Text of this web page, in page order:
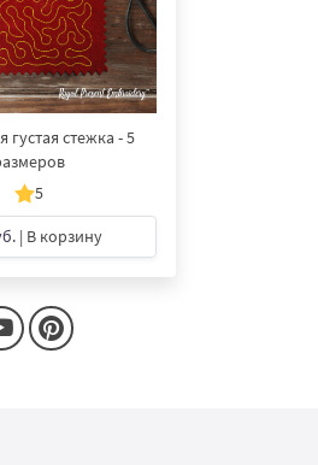
густая стежка - 5
5
| В корзину